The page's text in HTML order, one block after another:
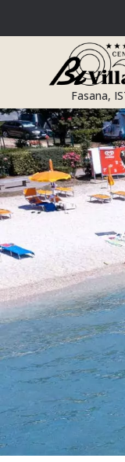
al
contenuto
Fasana,